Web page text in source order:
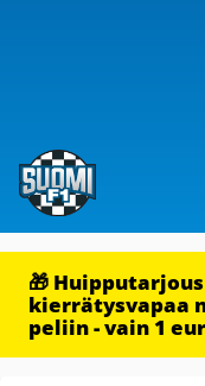
🎁
kierrätysvapaa
peliin - vain 1